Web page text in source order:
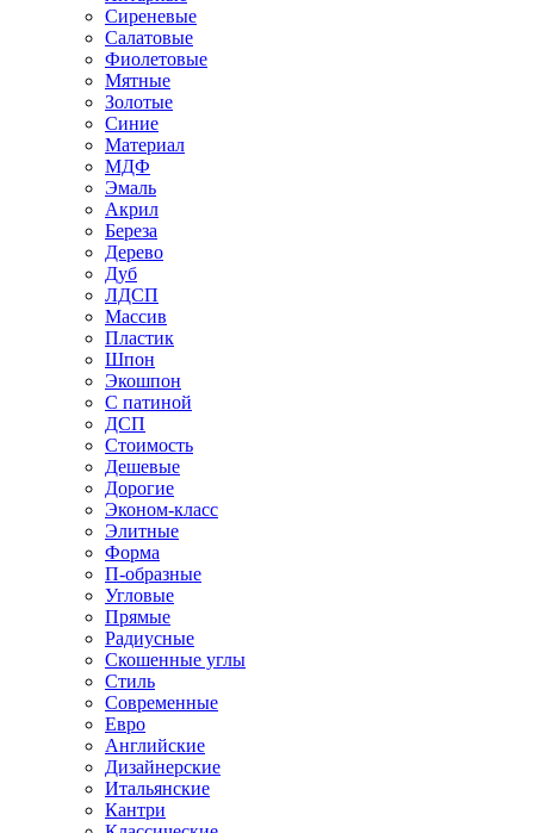
Сиреневые
Салатовые
Фиолетовые
Мятные
Золотые
Синие
Материал
МДФ
Эмаль
Акрил
Береза
Дерево
Дуб
ЛДСП
Массив
Пластик
Шпон
Экошпон
С патиной
ДСП
Стоимость
Дешевые
Дорогие
Эконом-класс
Элитные
Форма
П-образные
Угловые
Прямые
Радиусные
Скошенные углы
Стиль
Современные
Евро
Английские
Дизайнерские
Итальянские
Кантри